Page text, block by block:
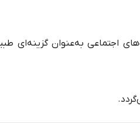
اجتماعی به‌عنوان گزینه‌ای